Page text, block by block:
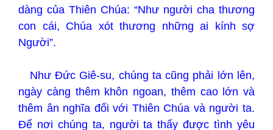
dàng của Thiên Chúa: “Như người cha thương
con cái, Chúa xót thương những ai kính sợ
Người”.
Như Đức Giê-su, chúng ta cũng phải lớn lên,
ngày càng thêm khôn ngoan, thêm cao lớn và
thêm ân nghĩa đối với Thiên Chúa và người ta.
Để nơi chúng ta, người ta thấy được tình yêu